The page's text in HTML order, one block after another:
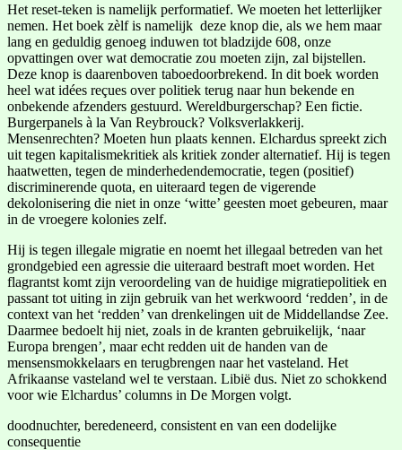
Het reset-teken is namelijk performatief. We moeten het letterlijker
nemen. Het boek zèlf is namelijk deze knop die, als we hem maar
lang en geduldig genoeg induwen tot bladzijde 608, onze
opvattingen over wat democratie zou moeten zijn, zal bijstellen.
Deze knop is daarenboven taboedoorbrekend. In dit boek worden
heel wat idées reçues over politiek terug naar hun bekende en
onbekende afzenders gestuurd. Wereldburgerschap? Een fictie.
Burgerpanels à la Van Reybrouck? Volksverlakkerij.
Mensenrechten? Moeten hun plaats kennen. Elchardus spreekt zich
uit tegen kapitalismekritiek als kritiek zonder alternatief. Hij is tegen
haatwetten, tegen de minderhedendemocratie, tegen (positief)
discriminerende quota, en uiteraard tegen de vigerende
dekolonisering die niet in onze ‘witte’ geesten moet gebeuren, maar
in de vroegere kolonies zelf.
Hij is tegen illegale migratie en noemt het illegaal betreden van het
grondgebied een agressie die uiteraard bestraft moet worden. Het
flagrantst komt zijn veroordeling van de huidige migratiepolitiek en
passant tot uiting in zijn gebruik van het werkwoord ‘redden’, in de
context van het ‘redden’ van drenkelingen uit de Middellandse Zee.
Daarmee bedoelt hij niet, zoals in de kranten gebruikelijk, ‘naar
Europa brengen’, maar echt redden uit de handen van de
mensensmokkelaars en terugbrengen naar het vasteland. Het
Afrikaanse vasteland wel te verstaan. Libië dus. Niet zo schokkend
voor wie Elchardus’ columns in De Morgen volgt.
doodnuchter, beredeneerd, consistent en van een dodelijke
consequentie